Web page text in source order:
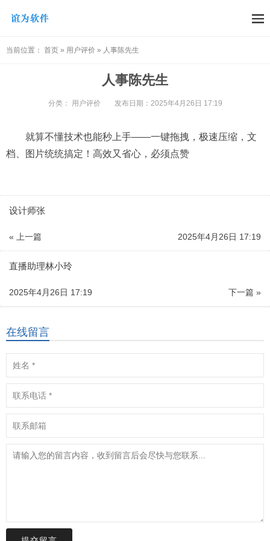
当前位置： 首页 » 用户评价 » 人事陈先生
人事陈先生
分类： 用户评价 发布日期：2025年4月26日 17:19
就算不懂技术也能秒上手——一键拖拽，极速压缩，文
档、图片统统搞定！高效又省心，必须点赞
设计师张
« 上一篇 2025年4月26日 17:19
直播助理林小玲
下一篇 »
2025年4月26日 17:19
在线留言